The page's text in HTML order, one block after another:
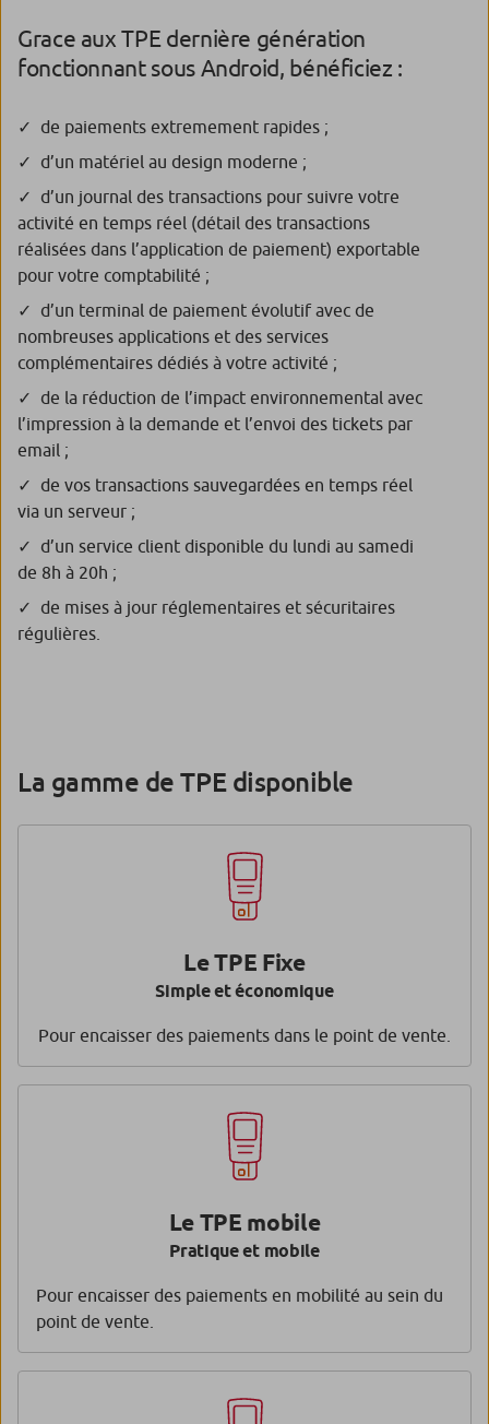
Grace aux TPE dernière génération
fonctionnant sous Android, bénéficiez :
de paiements extremement rapides ;
d’un matériel au design moderne ;
d’un journal des transactions pour suivre votre
activité en temps réel (détail des transactions
réalisées dans l’application de paiement) exportable
pour votre comptabilité ;
d’un terminal de paiement évolutif avec de
nombreuses applications et des services
complémentaires dédiés à votre activité ;
de la réduction de l’impact environnemental avec
l’impression à la demande et l’envoi des tickets par
email ;
de vos transactions sauvegardées en temps réel
via un serveur ;
d’un service client disponible du lundi au samedi
de 8h à 20h ;
de mises à jour réglementaires et sécuritaires
régulières.
La gamme de TPE disponible
Le TPE Fixe
Simple et économique
Pour encaisser des paiements dans le point de vente.
Le TPE mobile
Pratique et mobile
Pour encaisser des paiements en mobilité au sein du
point de vente.